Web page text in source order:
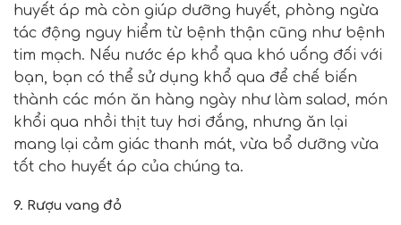
huyết áp mà còn giúp dưỡng huyết, phòng ngừa
tác động nguy hiểm từ bệnh thận cũng như bệnh
tim mạch. Nếu nước ép khổ qua khó uống đối với
bạn, bạn có thể sử dụng khổ qua để chế biến
thành các món ăn hàng ngày như làm salad, món
khổi qua nhồi thịt tuy hơi đắng, nhưng ăn lại
mang lại cảm giác thanh mát, vừa bổ dưỡng vừa
tốt cho huyết áp của chúng ta.
9. Rượu vang đỏ